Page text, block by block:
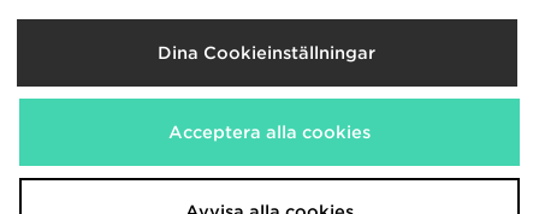
Levererar Till
Sverige
Vi accepterar följande betalningssätt
Besök bolagets hemsida på www.jdplc.com
Dina Cookieinställningar
Acceptera alla cookies